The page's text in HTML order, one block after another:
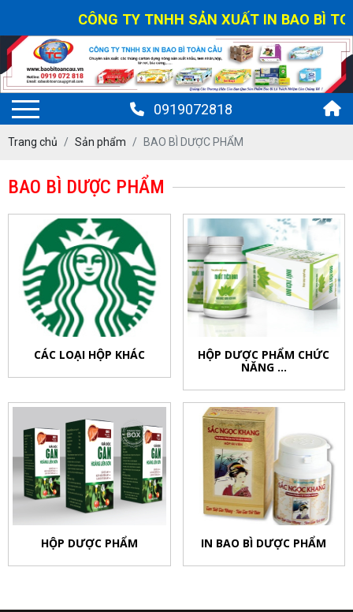
CÔNG TY TNHH SẢN XUẤT IN BAO BÌ
0919072818
Trang chủ Sản phẩm BAO BÌ DƯỢC PHẨM
BAO BÌ DƯỢC PHẨM
CÁC LOẠI HỘP KHÁC
HỘP DƯỢC PHẨM CHỨC
NĂNG ...
HỘP DƯỢC PHẨM IN BAO BÌ DƯỢC PHẨM